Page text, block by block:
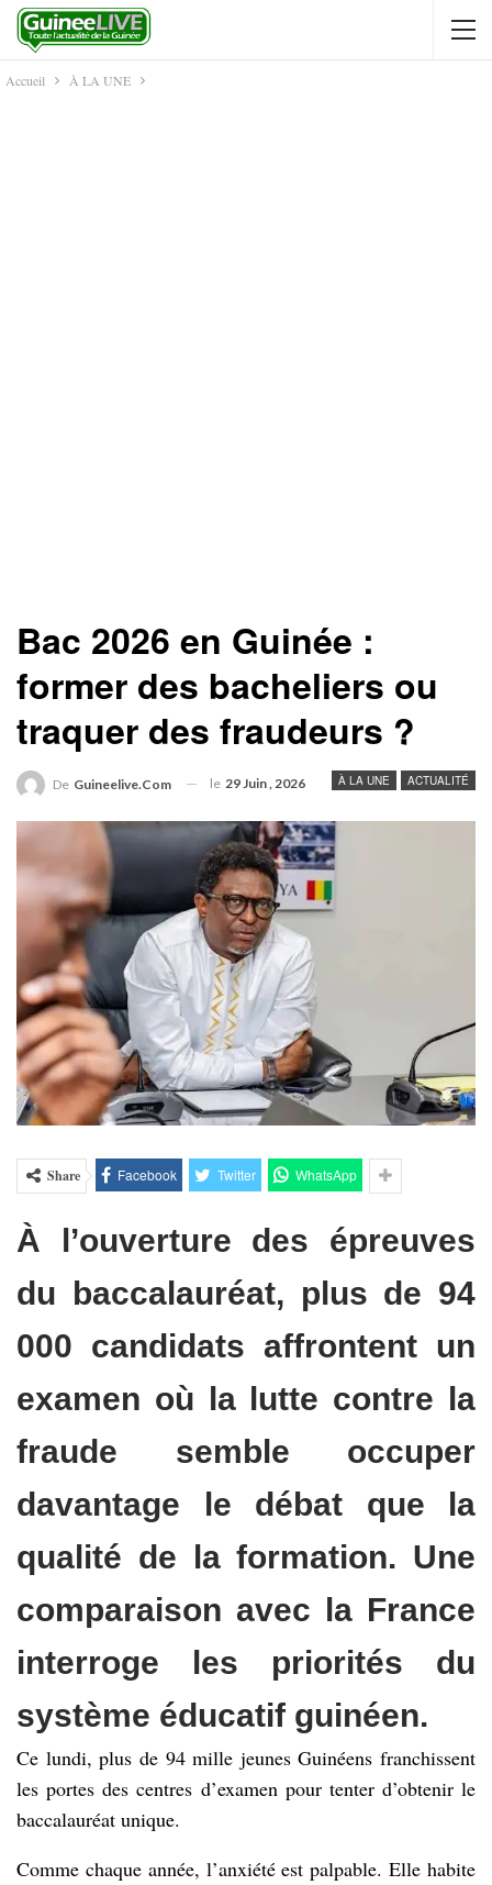
Accueil À LA UNE
Bac 2026 en Guinée :
former des bacheliers ou
traquer des fraudeurs ?
À LA UNE ACTUALITÉ
De Guineelive.com le 29 Juin , 2026
Share Facebook Twitter WhatsApp
À l’ouverture des épreuves
du baccalauréat, plus de 94
000 candidats affrontent un
examen où la lutte contre la
fraude semble occuper
davantage le débat que la
qualité de la formation. Une
comparaison avec la France
interroge les priorités du
système éducatif guinéen.
Ce lundi, plus de 94 mille jeunes Guinéens franchissent
les portes des centres d’examen pour tenter d’obtenir le
baccalauréat unique.
Comme chaque année, l’anxiété est palpable. Elle habite